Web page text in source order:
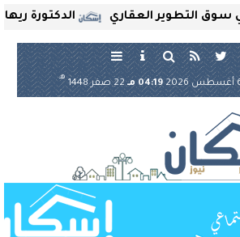
الدكتورة ريهام العقاري
04:19 مـ 22 صفر 1448
هـ